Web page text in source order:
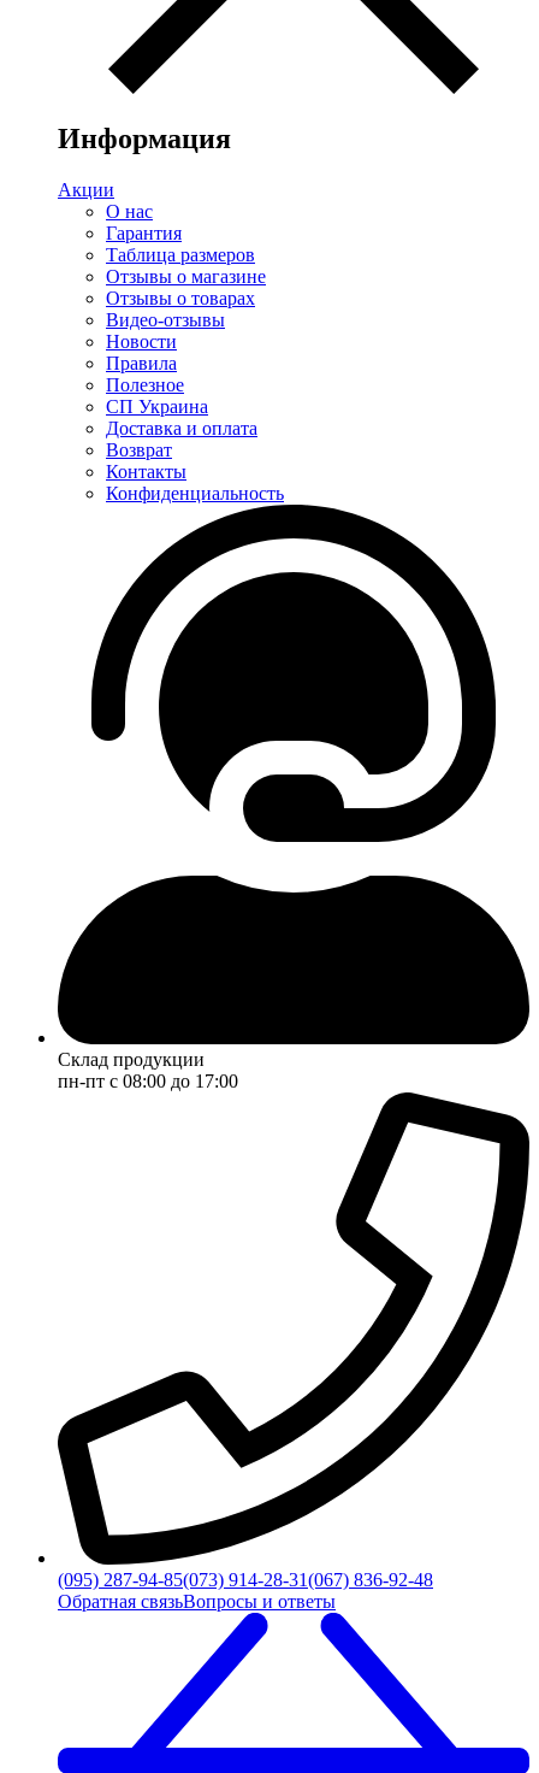
Информация
Акции
О нас
Гарантия
Таблица размеров
Отзывы о магазине
Отзывы о товарах
Видео-отзывы
Новости
Правила
Полезное
СП Украина
Доставка и оплата
Возврат
Контакты
Конфиденциальность
Склад продукции
пн-пт с 08:00 до 17:00
(095) 287-94-85(073) 914-28-31(067) 836-92-48
Обратная связьВопросы и ответы